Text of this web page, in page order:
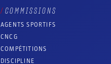
COMMISSIONS
AGENTS SPORTIFS
CNCG
COMPÉTITIONS
DISCIPLINE